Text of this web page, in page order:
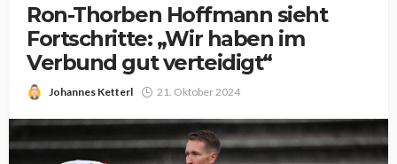
Ron-Thorben Hoffmann sieht
Fortschritte: „Wir haben im
Verbund gut verteidigt“
Johannes Ketterl 21. Oktober 2024